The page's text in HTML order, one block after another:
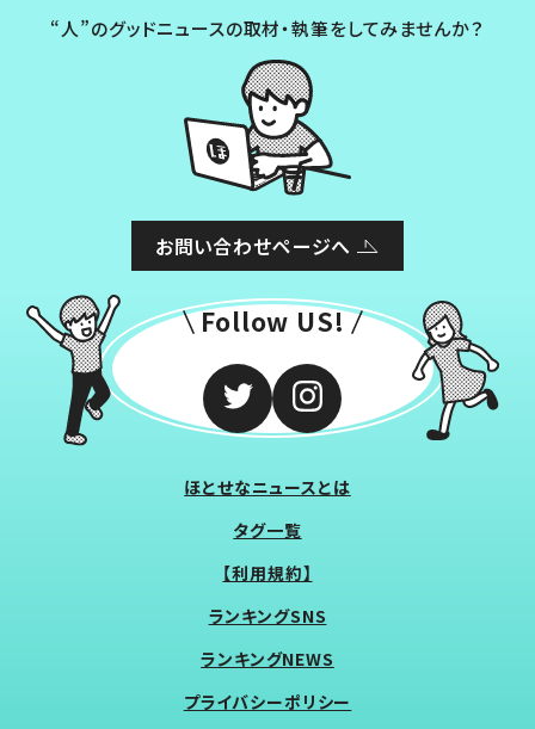
“人”のグッドニュースの取材・執筆をしてみませんか？
お問い合わせページへ
Follow US!
ほとせなニュースとは
タグ一覧
【利用規約】
ランキングSNS
ランキングNEWS
プライバシーポリシー